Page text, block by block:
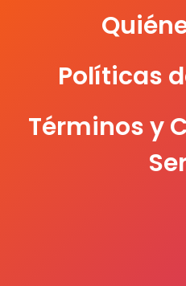
Políticas
Términos y